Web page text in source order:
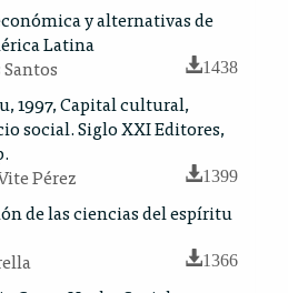
y alternativas de
Latina
1438
1997, Capital cultural,
social. Siglo XXI Editores,
Pérez
1399
de las ciencias del espíritu
1366